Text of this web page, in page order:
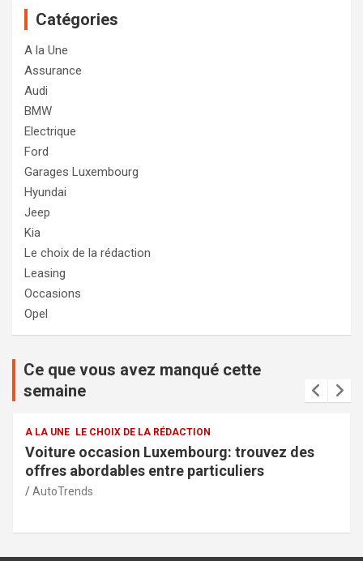
Catégories
A la Une
Assurance
Audi
BMW
Electrique
Ford
Garages Luxembourg
Hyundai
Jeep
Kia
Le choix de la rédaction
Leasing
Occasions
Opel
Ce que vous avez manqué cette
semaine
des
A LA UNE LE CHOIX DE LA RÉDACTION
Services de la police municipale à
sécurité et transparence pour la